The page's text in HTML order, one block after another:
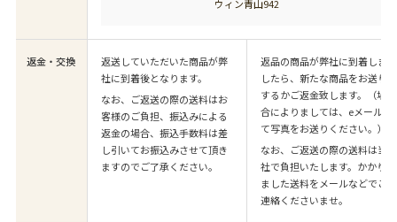
ウィン青山942
返金・交換
返送していただいた商品が弊
社に到着後となります。
なお、ご返送の際の送料はお
客様のご負担、振込みによる
返金の場合、振込手数料は差
し引いてお振込みさせて頂き
ますのでご了承ください。
返品の商品が弊社に到着しま
したら、新たな商品をお送り
するかご返金致します。（場
合によりましては、eメールに
て写真をお送りください。）
なお、ご返送の際の送料は当
社で負担いたします。かかり
ました送料をメールなどでご
連絡くださいませ。